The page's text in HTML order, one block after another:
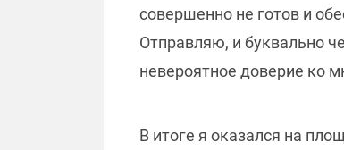
совершенно не готов и
Отправляю, и буквально
невероятное доверие ко
В итоге я оказался на